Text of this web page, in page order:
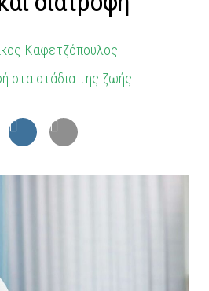
Καφετζόπουλος
στα στάδια της ζωής